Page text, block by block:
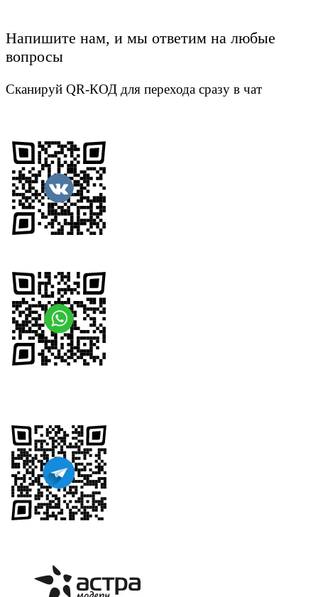
Напишите нам, и мы ответим на любые
вопросы
Сканируй QR-КОД для перехода сразу в чат